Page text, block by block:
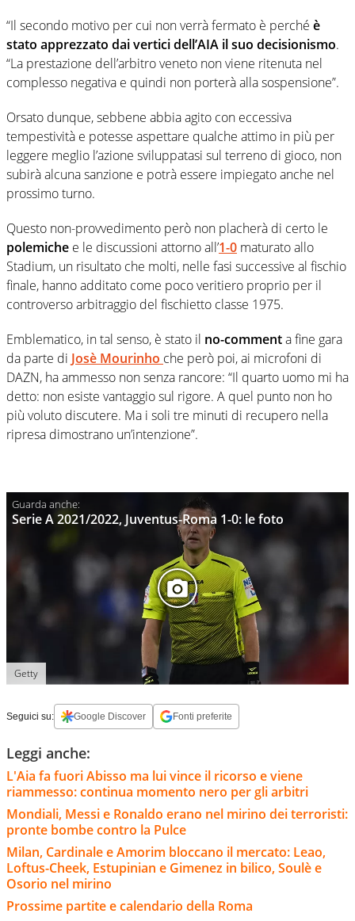
“Il secondo motivo per cui non verrà fermato è perché è
stato apprezzato dai vertici dell’AIA il suo decisionismo.
“La prestazione dell’arbitro veneto non viene ritenuta nel
complesso negativa e quindi non porterà alla sospensione”.
Orsato dunque, sebbene abbia agito con eccessiva
tempestività e potesse aspettare qualche attimo in più per
leggere meglio l’azione sviluppatasi sul terreno di gioco, non
subirà alcuna sanzione e potrà essere impiegato anche nel
prossimo turno.
Questo non-provvedimento però non placherà di certo le
polemiche e le discussioni attorno all’1-0 maturato allo
Stadium, un risultato che molti, nelle fasi successive al fischio
finale, hanno additato come poco veritiero proprio per il
controverso arbitraggio del fischietto classe 1975.
Emblematico, in tal senso, è stato il no-commenta fine gara
da parte di Josè Mourinho che però poi, ai microfoni di
DAZN, ha ammesso non senza rancore: “Il quarto uomo mi ha
detto: non esiste vantaggio sul rigore. A quel punto non ho
più voluto discutere. Ma i soli tre minuti di recupero nella
ripresa dimostrano un’intenzione”.
Serie A 2021/2022, Juventus-Roma 1-0: le foto
Getty
Seguici su: Google Discover Fonti preferite
Leggi anche:
L'Aia fa fuori Abisso ma lui vince il ricorso e viene
riammesso: continua momento nero per gli arbitri
Mondiali, Messi e Ronaldo erano nel mirino dei terroristi:
pronte bombe contro la Pulce
Milan, Cardinale e Amorim bloccano il mercato: Leao,
Loftus-Cheek, Estupinian e Gimenez in bilico, Soulè e
Osorio nel mirino
Prossime partite e calendario della Roma